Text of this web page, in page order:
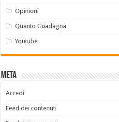
Opinioni
Quanto Guadagna
Youtube
Meta
Accedi
Feed dei contenuti